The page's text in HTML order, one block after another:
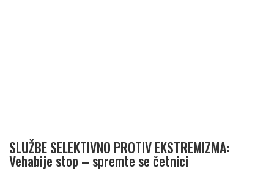
SLUŽBE SELEKTIVNO PROTIV EKSTREMIZMA:
Vehabije stop – spremte se četnici